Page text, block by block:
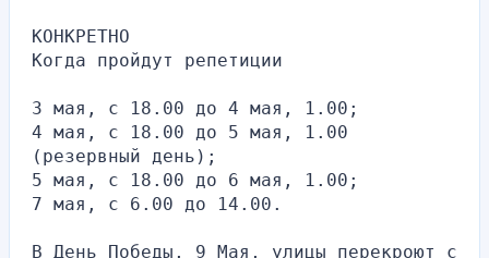
КОНКРЕТНО
Когда пройдут репетиции
3 мая, с 18.00 до 4 мая, 1.00;
4 мая, с 18.00 до 5 мая, 1.00
(резервный день);
5 мая, с 18.00 до 6 мая, 1.00;
7 мая, с 6.00 до 14.00.
В День Победы, 9 Мая, улицы перекроют с